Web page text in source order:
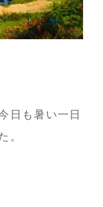
日も暑い一日
。